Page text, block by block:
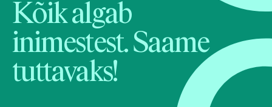
Kõik algab
inimestest. Saame
tuttavaks!